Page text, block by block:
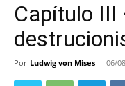
Capítulo III
Por Ludwig von Mises - 06/